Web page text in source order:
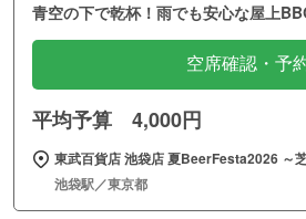
青空の下で乾杯！雨でも安心な屋上
空席確認・予
平均予算 4,000円
東武百貨店 池袋店 夏BeerFesta2026 ～
池袋駅／東京都